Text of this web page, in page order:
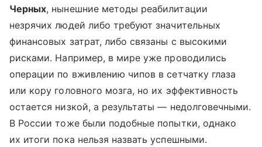
Черных, нынешние методы реабилитации
незрячих людей либо требуют значительных
финансовых затрат, либо связаны с высокими
рисками. Например, в мире уже проводились
операции по вживлению чипов в сетчатку глаза
или кору головного мозга, но их эффективность
остается низкой, а результаты — недолговечными.
В России тоже были подобные попытки, однако
их итоги пока нельзя назвать успешными.